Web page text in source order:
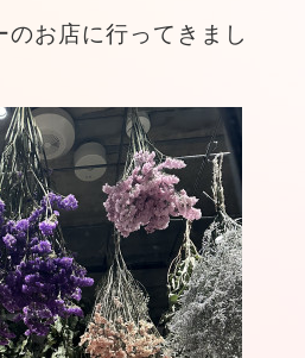
お店に行ってきまし